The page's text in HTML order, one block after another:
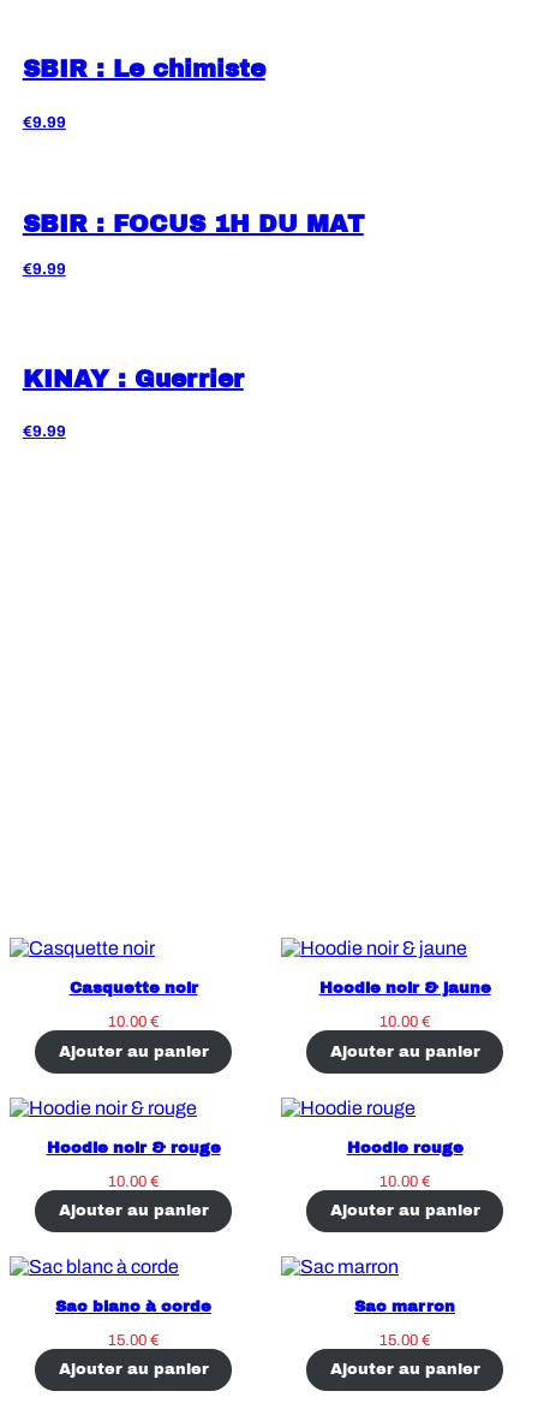
SBIR : Le chimiste
€9.99
SBIR : FOCUS 1H DU MAT
€9.99
KINAY : Guerrier
€9.99
Casquette noir
10.00 €
Ajouter au panier
Hoodie noir & jaune
10.00 €
Ajouter au panier
Hoodie noir & rouge
10.00 €
Ajouter au panier
Hoodie rouge
10.00 €
Ajouter au panier
Sac blanc à corde
15.00 €
Ajouter au panier
Sac marron
15.00 €
Ajouter au panier